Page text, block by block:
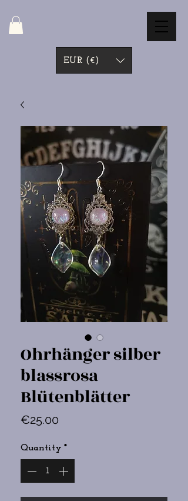
EUR (€)
Ohrhänger silber
blassrosa
Blütenblätter
€25.00
Quantity *